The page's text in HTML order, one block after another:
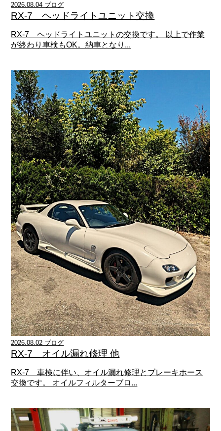
2026.08.04 ブログ
RX-7 ヘッドライトユニット交換
RX-7 ヘッドライトユニットの交換です。 以上で作業
が終わり車検もOK。納車となり...
2026.08.02 ブログ
RX-7 オイル漏れ修理 他
RX-7 車検に伴い、オイル漏れ修理とブレーキホース
交換です。 オイルフィルターブロ...